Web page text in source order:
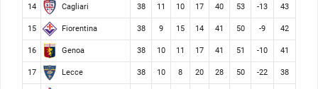
14 Cagliari 38 11 10 17 40 53 -13 43
15 Fiorentina 38 9 15 14 41 50 -9 42
16 Genoa 38 10 11 17 41 51 -10 41
17 Lecce 38 10 8 20 28 50 -22 38